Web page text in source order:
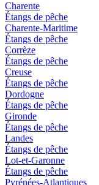
Charente
Étangs de pêche
Charente-Maritime
Étangs de pêche
Corrèze
Étangs de pêche
Creuse
Étangs de pêche
Dordogne
Étangs de pêche
Gironde
Étangs de pêche
Landes
Étangs de pêche
Lot-et-Garonne
Étangs de pêche
Pyrénées-Atlantiques